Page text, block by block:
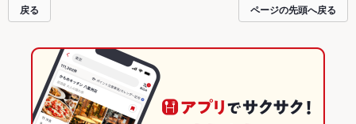
戻る ページの先頭へ戻る